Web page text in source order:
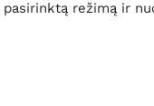
režimą ir